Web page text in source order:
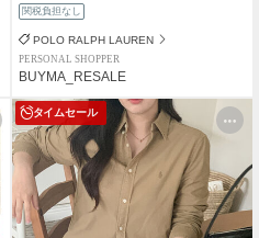
関税負担なし
POLO RALPH LAUREN
PERSONAL SHOPPER
BUYMA_RESALE
タイムセール